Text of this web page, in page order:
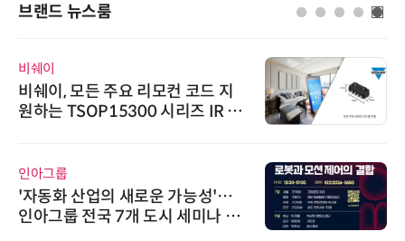
브랜드 뉴스룸
시큐어링크
시큐어링크, 중소기업기술정보진
흥원 AI 초격차 R&D 사업 최종 선
다래전략사업화센터
다래전략사업화센터, 'BIO USA 2
026'서 글로벌 빅파마와의 비즈니